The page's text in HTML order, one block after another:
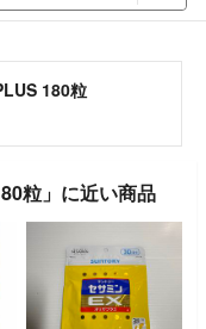
180粒
粒」に近い商品